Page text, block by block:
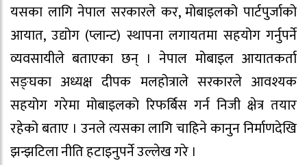
यसका लागि नेपाल सरकारले कर, मोबाइलको पार्टपुर्जाको
आयात, उद्योग (प्लान्ट) स्थापना लगायतमा सहयोग गर्नुपर्ने
व्यवसायीले बताएका छन् । नेपाल मोबाइल आयातकर्ता
सङ्घका अध्यक्ष दीपक मलहोत्राले सरकारले आवश्यक
सहयोग गरेमा मोबाइलको रिफर्बिस गर्न निजी क्षेत्र तयार
रहेको बताए । उनले त्यसका लागि चाहिने कानुन निर्माणदेखि
झन्झटिला नीति हटाइनुपर्ने उल्लेख गरे ।